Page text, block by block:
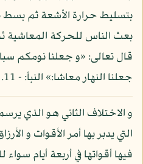
بتسليط حرارة الأشعة ثم بسط
بعث الناس للحركة
قال تعالى: «و جعلنا نومكم
جعلنا النهار معاشا:» النبأ: - 11.
و الاختلاف الثاني هو الذي
التي يدبر بها أمر الأقوات و
فيها أقواتها في أربعة أيام